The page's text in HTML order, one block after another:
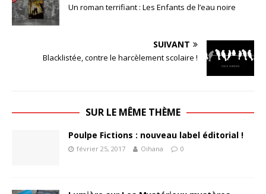
Un roman terrifiant : Les Enfants de l’eau noire
SUIVANT
Blacklistée, contre le harcèlement scolaire !
SUR LE MÊME THÈME
Poulpe Fictions : nouveau label éditorial !
février 25, 2017 Oihana 0